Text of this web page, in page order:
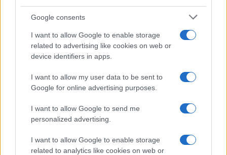
Google consents
I want to allow Google to enable storage
related to advertising like cookies on web or
device identifiers in apps.
I want to allow my user data to be sent to
Google for online advertising purposes.
I want to allow Google to send me
personalized advertising.
I want to allow Google to enable storage
related to analytics like cookies on web or
#Donald Tramp #Erdogan
#Benjamin Netanjahu